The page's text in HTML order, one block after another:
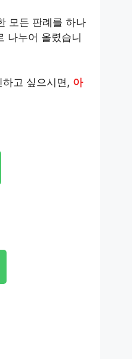
모든 판례를 하나
나누어 올렸습니
하고 싶으시면, 아